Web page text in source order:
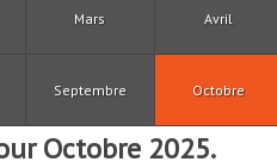
Mars Avril
Septembre Octobre
Octobre 2025.